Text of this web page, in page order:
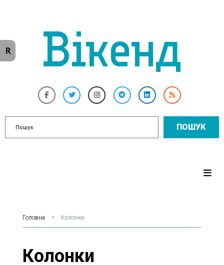
ПОШУК
Головна Колонки
Колонки
R